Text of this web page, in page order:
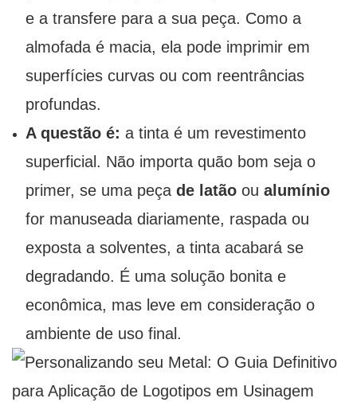
e a transfere para a sua peça. Como a
almofada é macia, ela pode imprimir em
superfícies curvas ou com reentrâncias
profundas.
A questão é: a tinta é um revestimento
superficial. Não importa quão bom seja o
primer, se uma peça de latãoou alumínio
for manuseada diariamente, raspada ou
exposta a solventes, a tinta acabará se
degradando. É uma solução bonita e
econômica, mas leve em consideração o
ambiente de uso final.